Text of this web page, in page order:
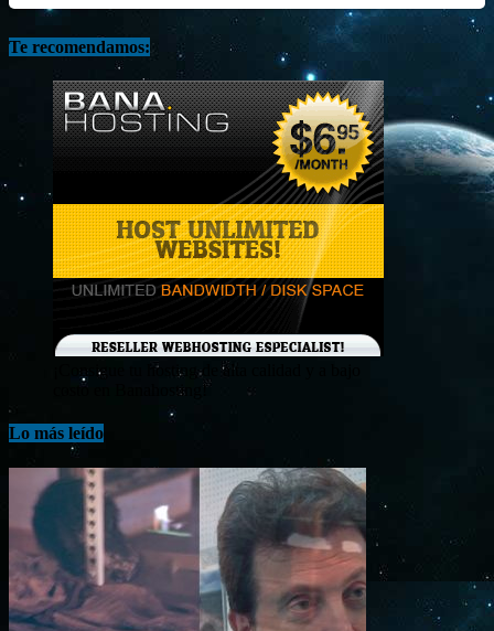
Te recomendamos:
¡Consigue tu hosting de alta calidad y a bajo
costo en Banahosting!
Lo más leído